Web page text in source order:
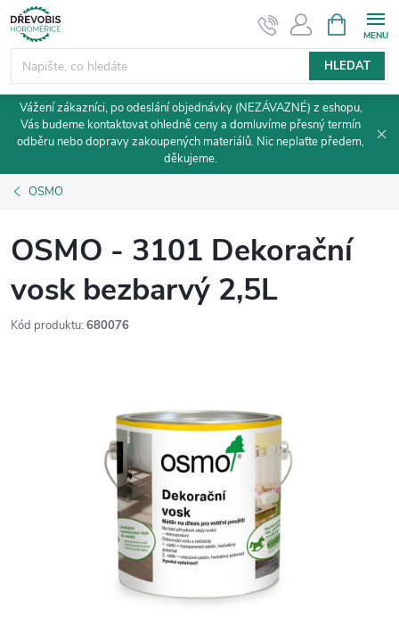
Přejít
na
obsah
HLEDAT
NÁKUPNÍ
KOŠÍK
Vážení zákazníci, po odeslání objednávky (NEZÁVAZNÉ) z eshopu,
Vás budeme kontaktovat ohledně ceny a domluvíme přesný termín
odběru nebo dopravy zakoupených materiálů. Nic neplaťte předem,
děkujeme.
OSMO
OSMO - 3101 Dekorační
vosk bezbarvý 2,5L
Kód produktu: 680076